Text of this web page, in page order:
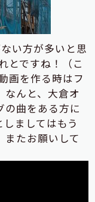
い方が多いと思
とですね！（こ
画を作る時はフ
なんと、大倉オ
の曲をある方に
ましてはもう
たお願いして